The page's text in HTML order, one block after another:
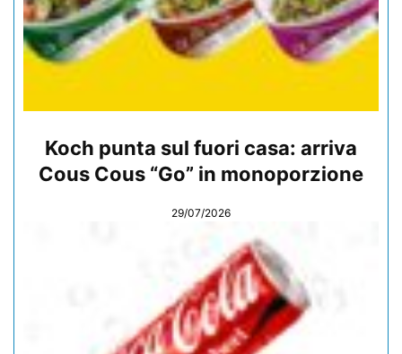
Koch punta sul fuori casa: arriva
Cous Cous “Go” in monoporzione
29/07/2026